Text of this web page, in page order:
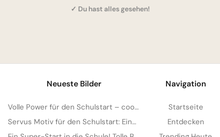
✓ Du hast alles gesehen!
Neueste Bilder
Volle Power für den Schulstart – coole Sprüche für TikTok!
Servus Motiv für den Schulstart: Eine lustige Eichhörnchen Grafik für WhatsApp
Navigation
Startseite
Entdecken